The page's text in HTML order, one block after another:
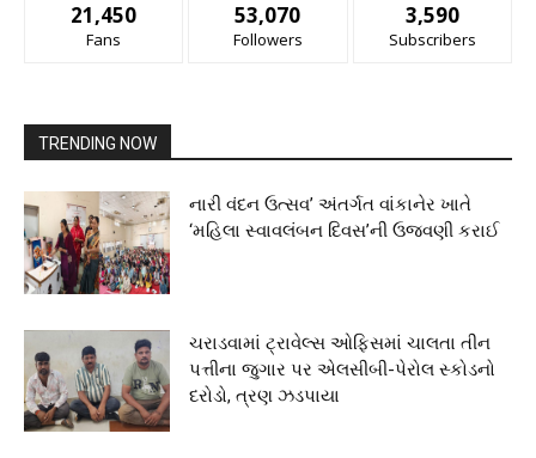
21,450
Fans
53,070
Followers
3,590
Subscribers
TRENDING NOW
નારી વંદન ઉત્સવ’ અંતર્ગત વાંકાનેર ખાતે
‘મહિલા સ્વાવલંબન દિવસ’ની ઉજવણી કરાઈ
ચરાડવામાં ટ્રાવેલ્સ ઓફિસમાં ચાલતા તીન
પત્તીના જુગાર પર એલસીબી-પેરોલ સ્કોડનો
દરોડો, ત્રણ ઝડપાયા